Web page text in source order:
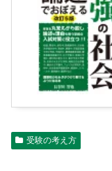
受験の考え方